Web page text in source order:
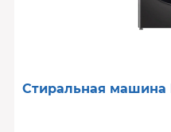
Стиральная машина